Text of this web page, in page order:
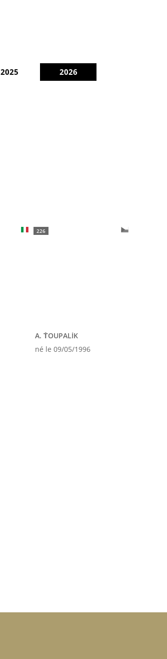
2025 2026
226
A. ŤOUPALÍK
né le 09/05/1996